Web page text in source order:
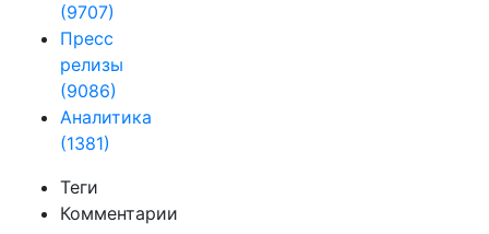
(9707)
Пресс
релизы
(9086)
Аналитика
(1381)
Теги
Комментарии